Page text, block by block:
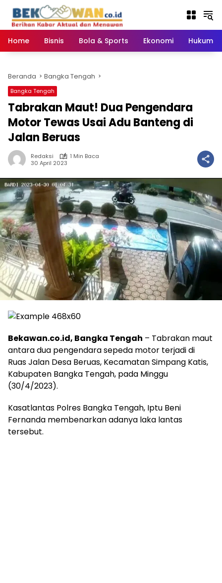
konten
Home
Bisnis Bola & Sports Ekonomi Hukum
Beranda Bangka Tengah
Bangka Tengah
Tabrakan Maut! Dua Pengendara
Motor Tewas Usai Adu Banteng di
Jalan Beruas
Redaksi
1 Min Baca
30 April 2023
Bekawan.co.id, Bangka Tengah – Tabrakan maut
antara dua pengendara sepeda motor terjadi di
Ruas Jalan Desa Beruas, Kecamatan Simpang Katis,
Kabupaten Bangka Tengah, pada Minggu
(30/4/2023).
Kasatlantas Polres Bangka Tengah, Iptu Beni
Fernanda membenarkan adanya laka lantas
tersebut.